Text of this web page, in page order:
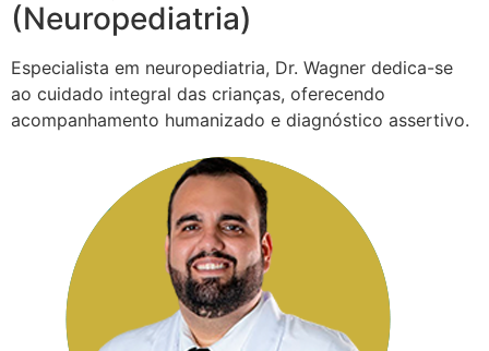
(Neuropediatria)
Especialista em neuropediatria, Dr. Wagner dedica-se
ao cuidado integral das crianças, oferecendo
acompanhamento humanizado e diagnóstico assertivo.